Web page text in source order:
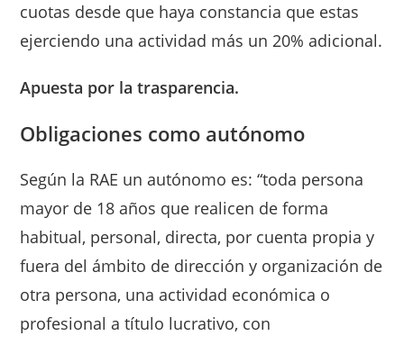
cuotas desde que haya constancia que estas
ejerciendo una actividad más un 20% adicional.
Apuesta por la trasparencia.
Obligaciones como autónomo
Según la RAE un autónomo es: “toda persona
mayor de 18 años que realicen de forma
habitual, personal, directa, por cuenta propia y
fuera del ámbito de dirección y organización de
otra persona, una actividad económica o
profesional a título lucrativo, con